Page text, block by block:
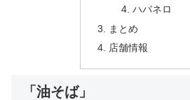
ハバネロ
まとめ
店舗情報
「油そば」